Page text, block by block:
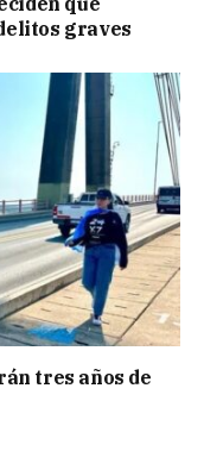
graves
tres años de